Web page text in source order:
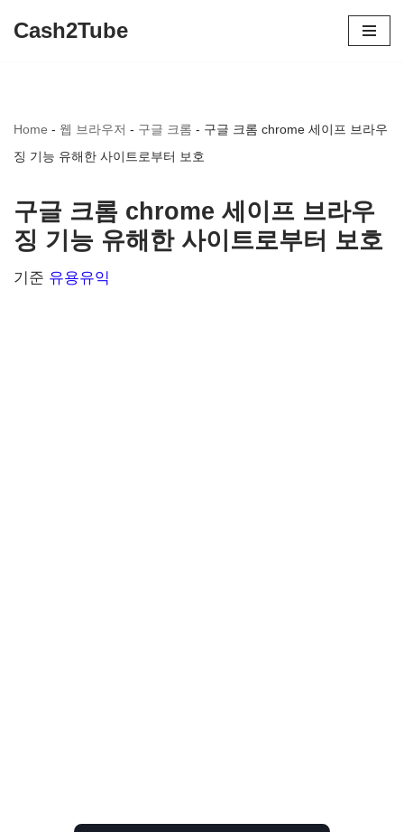
로
건
뛰
기
Cash2Tube
Home - 웹 브라우저 - 구글 크롬 - 구글 크롬 chrome 세이프 브라우
징 기능 유해한 사이트로부터 보호
구글 크롬 chrome 세이프 브라우
징 기능 유해한 사이트로부터 보호
기준 유용유익